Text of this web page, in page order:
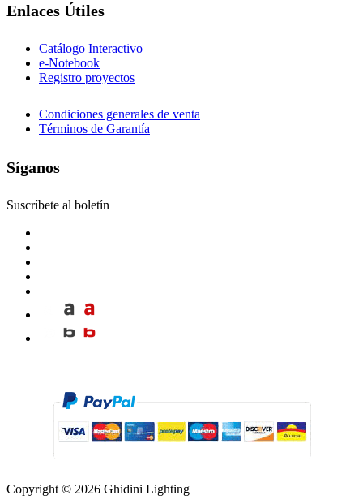
Enlaces Útiles
Catálogo Interactivo
e-Notebook
Registro proyectos
Condiciones generales de venta
Términos de Garantía
Síganos
Suscríbete al boletín
Copyright © 2026 Ghidini Lighting